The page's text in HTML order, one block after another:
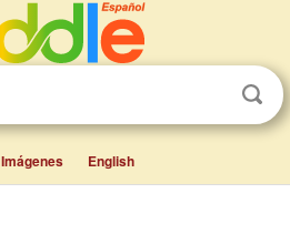
Imágenes English